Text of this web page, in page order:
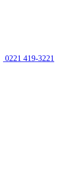
0221 419-3221